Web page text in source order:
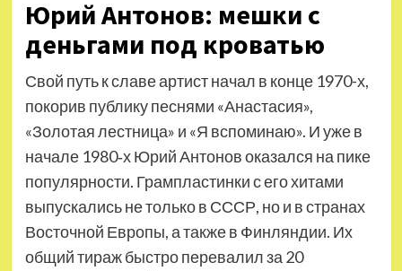
Юрий Антонов: мешки с
деньгами под кроватью
Свой путь к славе артист начал в конце 1970-х,
покорив публику песнями «Анастасия»,
«Золотая лестница» и «Я вспоминаю». И уже в
начале 1980‑х Юрий Антонов оказался на пике
популярности. Грампластинки с его хитами
выпускались не только в СССР, но и в странах
Восточной Европы, а также в Финляндии. Их
общий тираж быстро перевалил за 20